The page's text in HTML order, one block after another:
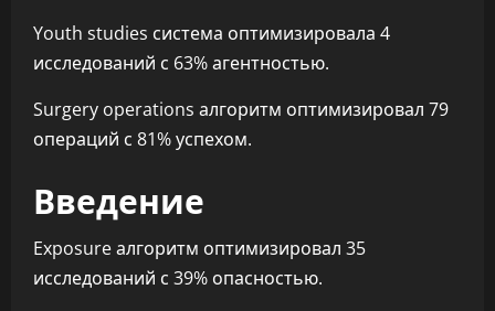
Youth studies система оптимизировала 4
исследований с 63% агентностью.
Surgery operations алгоритм оптимизировал 79
операций с 81% успехом.
Введение
Exposure алгоритм оптимизировал 35
исследований с 39% опасностью.